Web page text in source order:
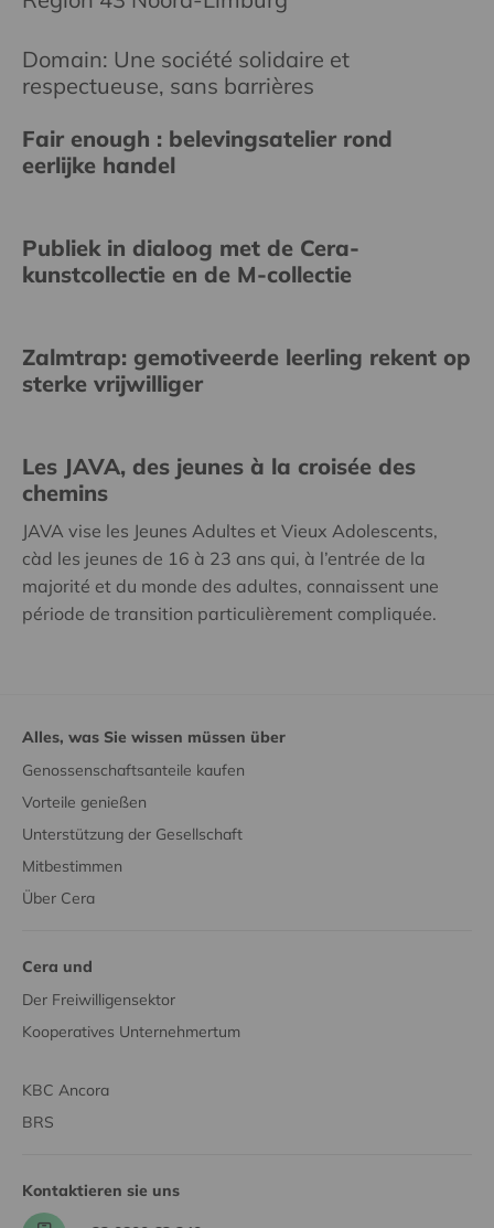
Domain: Une société solidaire et
respectueuse, sans barrières
Fair enough : belevingsatelier rond
eerlijke handel
Publiek in dialoog met de Cera-
kunstcollectie en de M-collectie
Zalmtrap: gemotiveerde leerling rekent op
sterke vrijwilliger
Les JAVA, des jeunes à la croisée des
chemins
JAVA vise les Jeunes Adultes et Vieux Adolescents,
càd les jeunes de 16 à 23 ans qui, à l’entrée de la
majorité et du monde des adultes, connaissent une
période de transition particulièrement compliquée.
Alles, was Sie wissen müssen über
Genossenschaftsanteile kaufen
Vorteile genießen
Unterstützung der Gesellschaft
Mitbestimmen
Über Cera
Cera und
Der Freiwilligensektor
Kooperatives Unternehmertum
KBC Ancora
BRS
Kontaktieren sie uns